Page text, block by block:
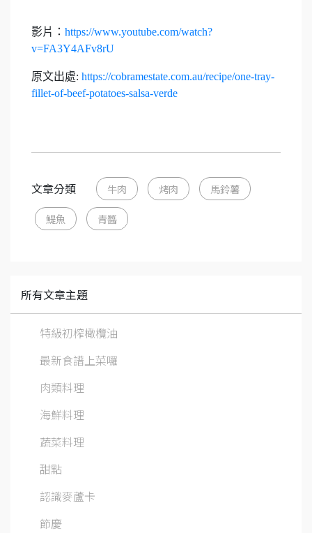
影片： https://www.youtube.com/watch?
v=FA3Y4AFv8rU
原文出處: https://cobramestate.com.au/recipe/one-tray-
fillet-of-beef-potatoes-salsa-verde
文章分類 牛肉 烤肉 馬鈴薯
鯷魚 青醬
所有文章主題
特級初榨橄欖油
最新食譜上菜囉
肉類料理
海鮮料理
蔬菜料理
甜點
認識麥蘆卡
節慶